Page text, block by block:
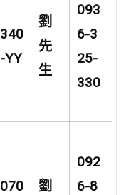
340
-YY
劉
先
生
093
6-3
25-
330
070
劉
092
6-8